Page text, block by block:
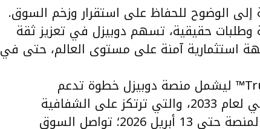
الوضوح للحفاظ على استقرار وزخم السوق.
وطلبات حقيقية، تسهم دوبيزل في تعزيز ثقة
استثمارية آمنة على مستوى العالم، حتى في
يمثل توسيع نطاق “ترواستيمت™” TruEstimate™ ليشمل منصة دوبيزل خطوة تدعم
مستهدفات استراتيجية قطاع العقارات في دبي لعام 2033، والتي ترتكز على الشفافية
وسهولة الوصول إلى البيانات. ووفقاً لبيانات المنصة حتى 13 أبريل 2026؛ تواصل السوق